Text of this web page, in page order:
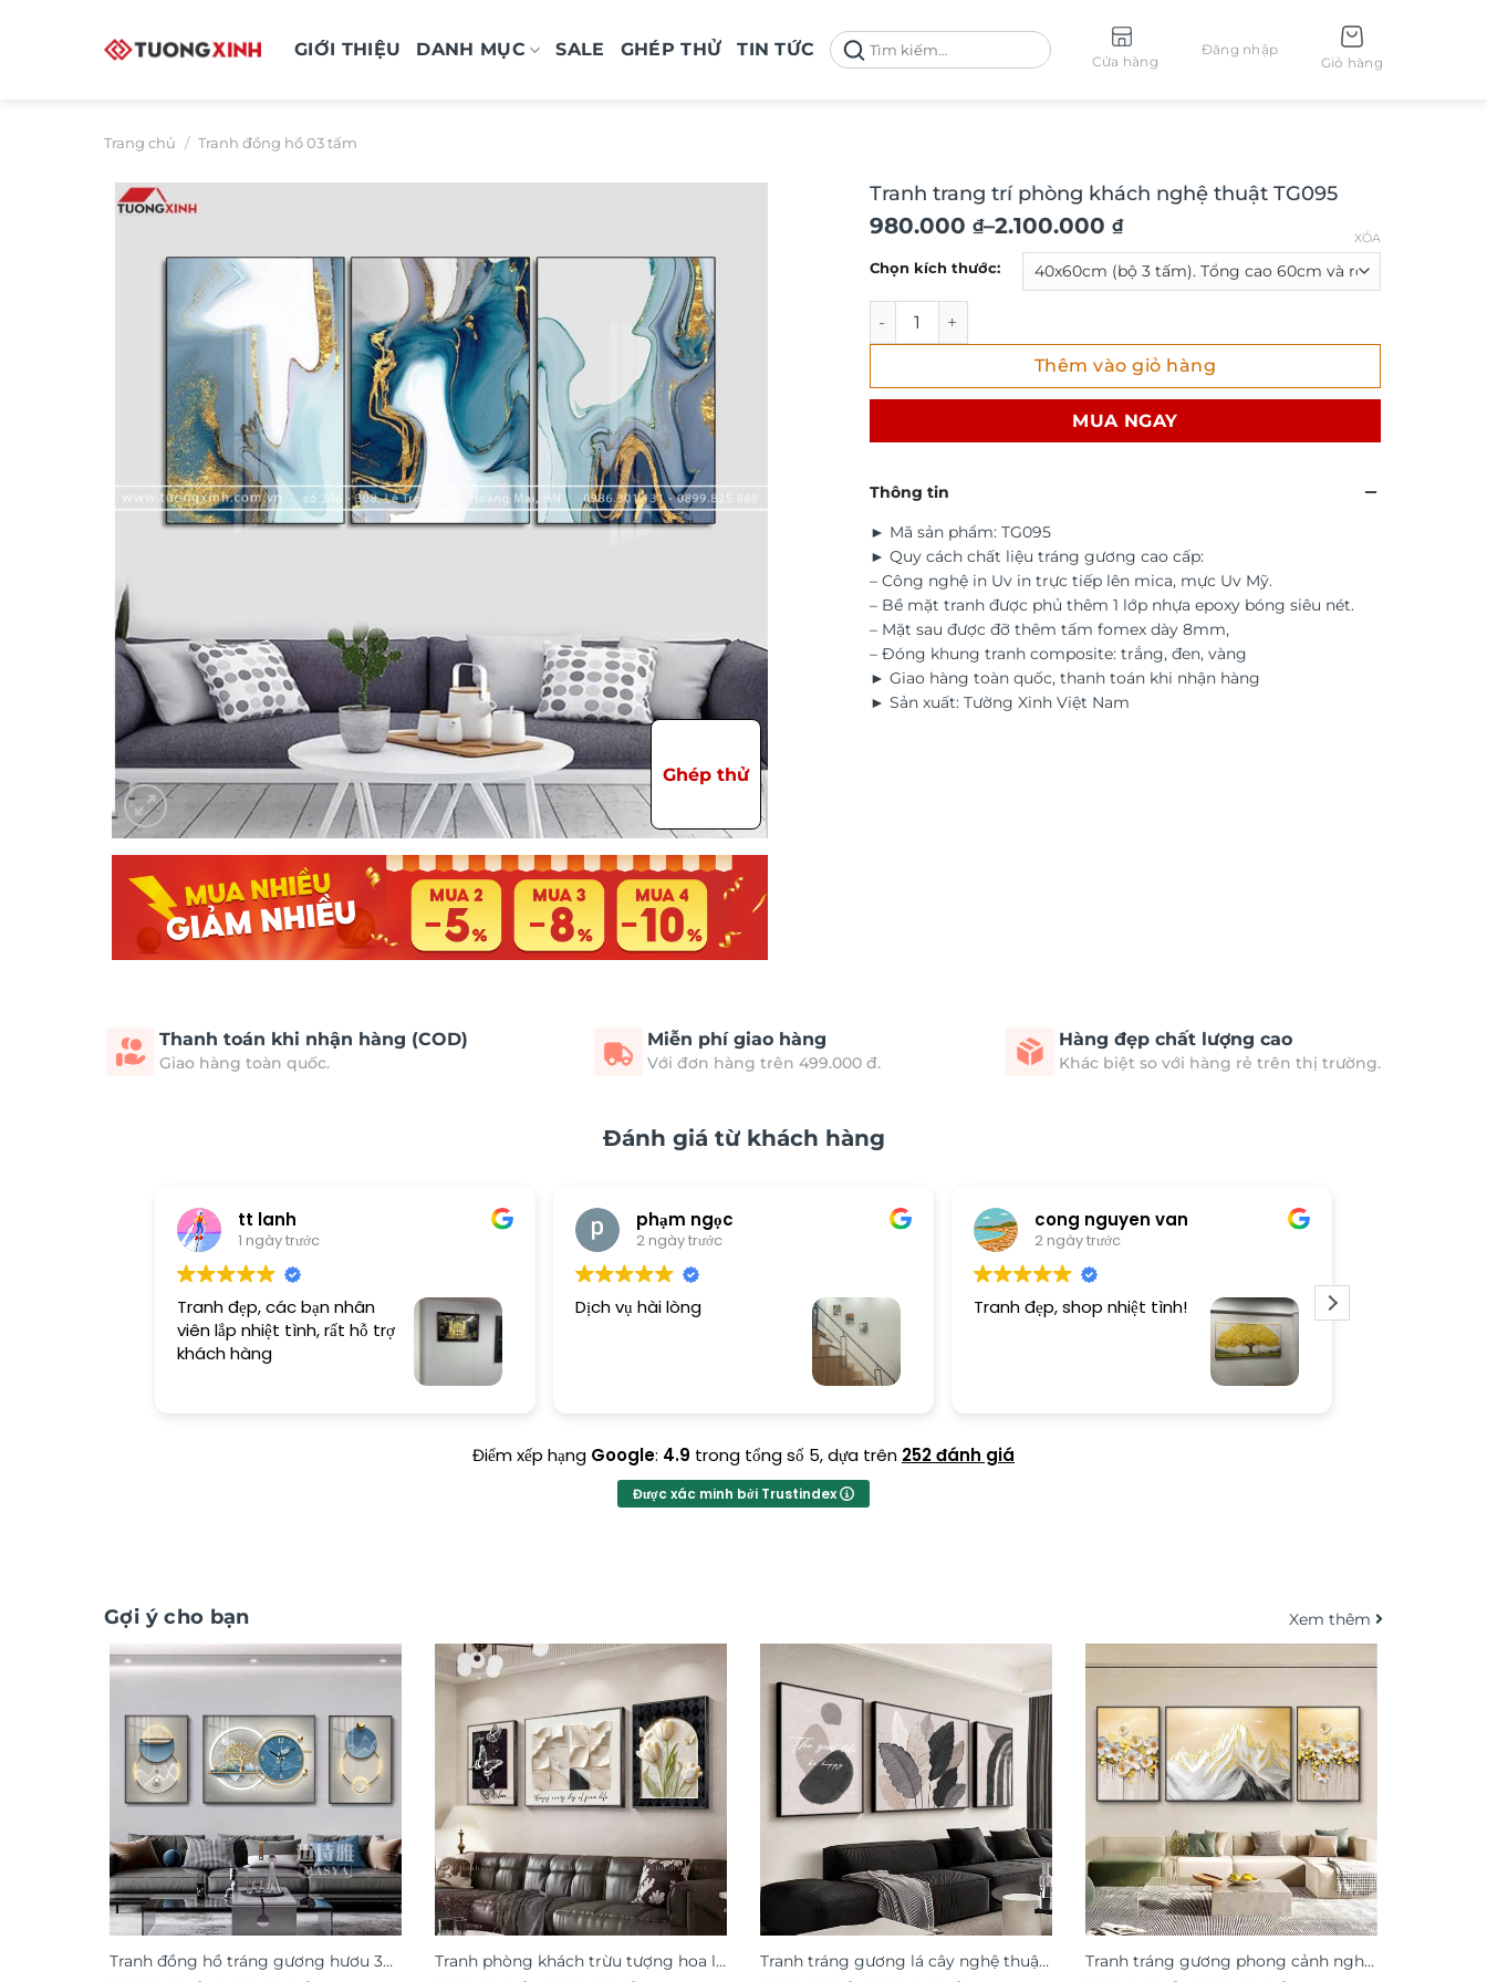
GIỚI THIỆU DANH MỤC SALE GHÉP THỬ TIN TỨC
Tìm
kiếm:
Cửa hàng
Đăng nhập
Giỏ hàng
Trang chủ / Tranh đồng hồ 03 tấm
Ghép thử
Tranh trang trí phòng khách nghệ thuật TG095
980.000 ₫–2.100.000 ₫
Khoảng
giá:
980.000 ₫
2.100.000 ₫
Chọn kích thước:
XÓA
Tranh trang trí phòng khách nghệ thuật TG095 số lượng
Thêm vào giỏ hàng
MUA NGAY
Thông tin
► Mã sản phẩm: TG095
► Quy cách chất liệu tráng gương cao cấp:
– Công nghệ in Uv in trực tiếp lên mica, mực Uv Mỹ.
– Bề mặt tranh được phủ thêm 1 lớp nhựa epoxy bóng siêu nét.
– Mặt sau được đỡ thêm tấm fomex dày 8mm,
– Đóng khung tranh composite: trắng, đen, vàng
► Giao hàng toàn quốc, thanh toán khi nhận hàng
► Sản xuất: Tường Xinh Việt Nam
Thanh toán khi nhận hàng (COD)
Giao hàng toàn quốc.
Miễn phí giao hàng
Với đơn hàng trên 499.000 đ.
Hàng đẹp chất lượng cao
Khác biệt so với hàng rẻ trên thị trường.
Đánh giá từ khách hàng
tt lanh
1 ngày trước
Tranh đẹp, các bạn nhân
viên lắp nhiệt tình, rất hỗ trợ
khách hàng
phạm ngọc
2 ngày trước
Dịch vụ hài lòng
cong nguyen van
2 ngày trước
Tranh đẹp, shop nhiệt tình!
Điểm xếp hạng Google: 4.9 trong tổng số 5,dựa trên 252 đánh giá
Được xác minh bởi Trustindex
Gợi ý cho bạn Xem thêm
Tranh đồng hồ tráng gương hươu 3D
Tranh phòng khách trừu tượng hoa lá
Tranh tráng gương lá cây nghệ thuật
Tranh tráng gương phong cảnh nghệ